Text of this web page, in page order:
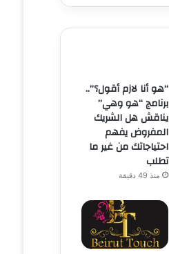
“هو أنا لازم أقول؟”..
برنامج “هو وهي”
يناقش هل الشريك
المفروض يفهم
احتياجاتك من غير ما
تطلب
منذ 49 دقيقة